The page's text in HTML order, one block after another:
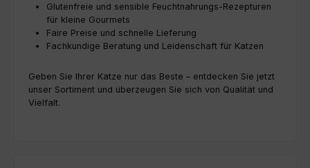
Glutenfreie und sensible Feuchtnahrungs-Rezepturen
für kleine Gourmets
Faire Preise und schnelle Lieferung
Fachkundige Beratung und Leidenschaft für Katzen
Geben Sie Ihrer Katze nur das Beste – entdecken Sie jetzt
unser Sortiment und überzeugen Sie sich von Qualität und
Vielfalt.